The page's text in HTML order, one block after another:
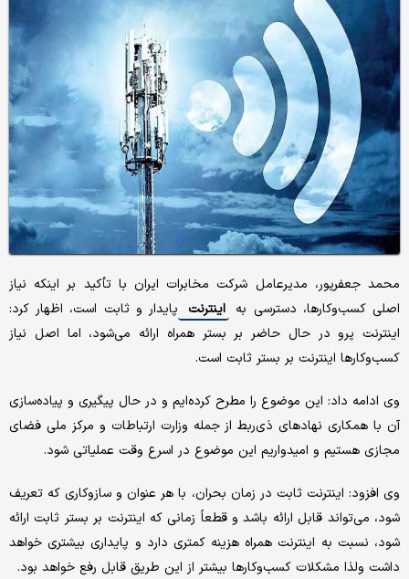
محمد جعفرپور، مدیرعامل شرکت مخابرات ایران با تأکید بر اینکه نیاز
اصلی کسب‌وکارها، دسترسی به اینترنت
پایدار و ثابت است، اظهار کرد:
اینترنت پرو در حال حاضر بر بستر همراه ارائه می‌شود، اما اصل نیاز
کسب‌وکارها اینترنت بر بستر ثابت است.
وی ادامه داد: این موضوع را مطرح کرده‌ایم و در حال پیگیری و پیاده‌سازی
آن با همکاری نهادهای ذی‌ربط از جمله وزارت ارتباطات و مرکز ملی فضای
مجازی هستیم و امیدواریم این موضوع در اسرع وقت عملیاتی شود.
وی افزود: اینترنت ثابت در زمان بحران، با هر عنوان و سازوکاری که تعریف
شود، می‌تواند قابل ارائه باشد و قطعاً زمانی که اینترنت بر بستر ثابت ارائه
شود، نسبت به اینترنت همراه هزینه کمتری دارد و پایداری بیشتری خواهد
داشت ولذا مشکلات کسب‌وکارها بیشتر از این طریق قابل رفع خواهد بود.